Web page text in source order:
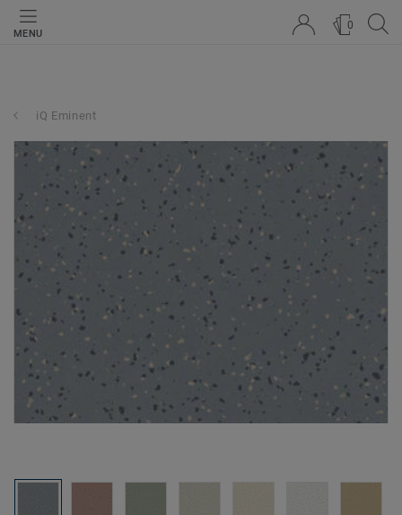
MENU
0
iQ Eminent